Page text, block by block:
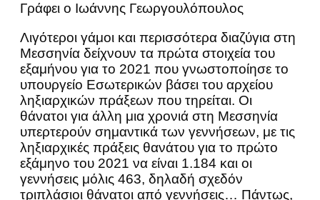
Γράφει ο Ιωάννης Γεωργουλόπουλος
Λιγότεροι γάμοι και περισσότερα διαζύγια στη
Μεσσηνία δείχνουν τα πρώτα στοιχεία του
εξαμήνου για το 2021 που γνωστοποίησε το
υπουργείο Εσωτερικών βάσει του αρχείου
ληξιαρχικών πράξεων που τηρείται. Οι
θάνατοι για άλλη μια χρονιά στη Μεσσηνία
υπερτερούν σημαντικά των γεννήσεων, με τις
ληξιαρχικές πράξεις θανάτου για το πρώτο
εξάμηνο του 2021 να είναι 1.184 και οι
γεννήσεις μόλις 463, δηλαδή σχεδόν
τριπλάσιοι θάνατοι από γεννήσεις… Πάντως,